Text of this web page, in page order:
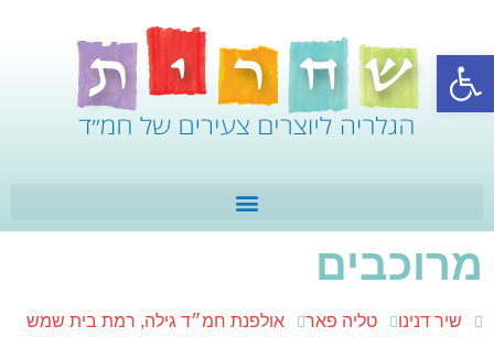
פתח סרגל נגישות
מרוכבים
שיר דנינו טליה פאר
אולפנת חמ״ד גילה, רמת בית שמש